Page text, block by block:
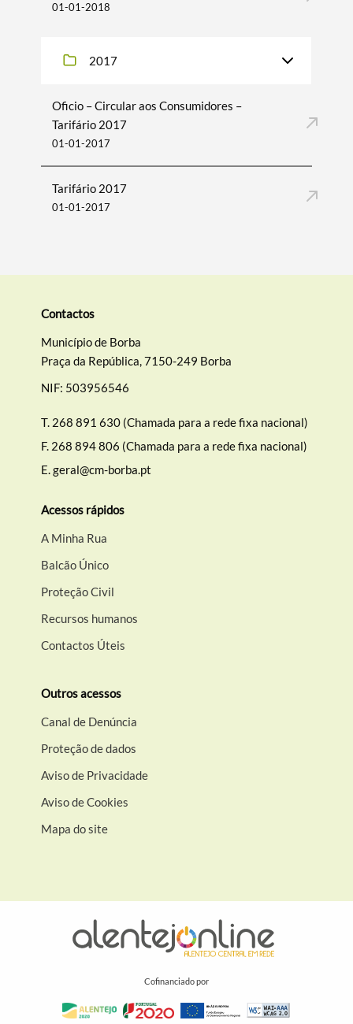
01-01-2018
2017
Oficio – Circular aos Consumidores –
Tarifário 2017
01-01-2017
Tarifário 2017
01-01-2017
Contactos
Município de Borba
Praça da República, 7150-249 Borba
NIF: 503956546
T. 268 891 630 (Chamada para a rede fixa nacional)
F. 268 894 806 (Chamada para a rede fixa nacional)
E.geral@cm-borba.pt
Acessos rápidos
A Minha Rua
Balcão Único
Proteção Civil
Recursos humanos
Contactos Úteis
Outros acessos
Canal de Denúncia
Proteção de dados
Aviso de Privacidade
Aviso de Cookies
Mapa do site
Cofinanciado por